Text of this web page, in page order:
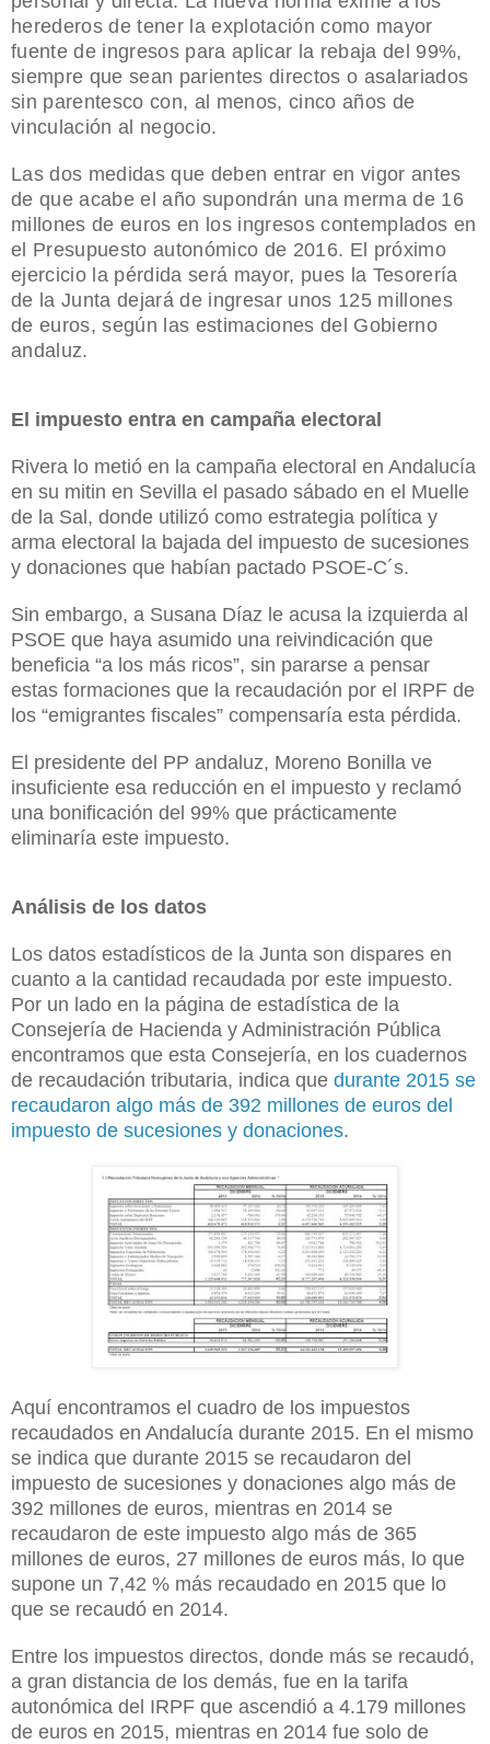
herederos de tener la explotación como mayor
fuente de ingresos para aplicar la rebaja del 99%,
siempre que sean parientes directos o asalariados
sin parentesco con, al menos, cinco años de
vinculación al negocio.
Las dos medidas que deben entrar en vigor antes
de que acabe el año supondrán una merma de 16
millones de euros en los ingresos contemplados en
el Presupuesto autonómico de 2016. El próximo
ejercicio la pérdida será mayor, pues la Tesorería
de la Junta dejará de ingresar unos 125 millones
de euros, según las estimaciones del Gobierno
andaluz.
El impuesto entra en campaña electoral
Rivera lo metió en la campaña electoral en Andalucía
en su mitin en Sevilla el pasado sábado en el Muelle
de la Sal, donde utilizó como estrategia política y
arma electoral la bajada del impuesto de sucesiones
y donaciones que habían pactado PSOE-C´s.
Sin embargo, a Susana Díaz le acusa la izquierda al
PSOE que haya asumido una reivindicación que
beneficia “a los más ricos”, sin pararse a pensar
estas formaciones que la recaudación por el IRPF de
los “emigrantes fiscales” compensaría esta pérdida.
El presidente del PP andaluz, Moreno Bonilla ve
insuficiente esa reducción en el impuesto y reclamó
una bonificación del 99% que prácticamente
eliminaría este impuesto.
Análisis de los datos
Los datos estadísticos de la Junta son dispares en
cuanto a la cantidad recaudada por este impuesto.
Por un lado en la página de estadística de la
Consejería de Hacienda y Administración Pública
encontramos que esta Consejería, en los cuadernos
de recaudación tributaria, indica que durante 2015 se
recaudaron algo más de 392 millones de euros del
impuesto de sucesiones y donaciones.
Aquí encontramos el cuadro de los impuestos
recaudados en Andalucía durante 2015. En el mismo
se indica que durante 2015 se recaudaron del
impuesto de sucesiones y donaciones algo más de
392 millones de euros, mientras en 2014 se
recaudaron de este impuesto algo más de 365
millones de euros, 27 millones de euros más, lo que
supone un 7,42 % más recaudado en 2015 que lo
que se recaudó en 2014.
Entre los impuestos directos, donde más se recaudó,
a gran distancia de los demás, fue en la tarifa
autonómica del IRPF que ascendió a 4.179 millones
de euros en 2015, mientras en 2014 fue solo de